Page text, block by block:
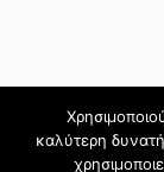
καλύτερη